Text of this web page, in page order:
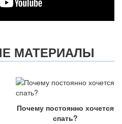
МАТЕРИАЛЫ
Почему постоянно хочется
спать?